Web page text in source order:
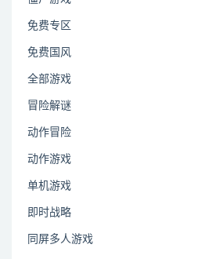
免费专区
免费国风
全部游戏
冒险解谜
动作冒险
动作游戏
单机游戏
即时战略
同屏多人游戏